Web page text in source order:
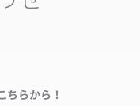
らから！